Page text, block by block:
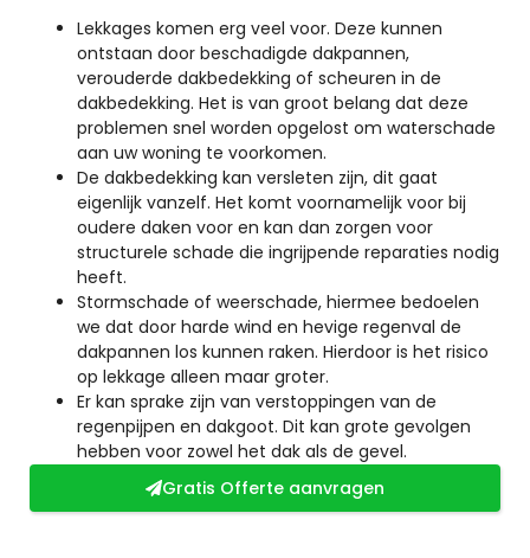
Lekkages komen erg veel voor. Deze kunnen
ontstaan door beschadigde dakpannen,
verouderde dakbedekking of scheuren in de
dakbedekking. Het is van groot belang dat deze
problemen snel worden opgelost om waterschade
aan uw woning te voorkomen.
De dakbedekking kan versleten zijn, dit gaat
eigenlijk vanzelf. Het komt voornamelijk voor bij
oudere daken voor en kan dan zorgen voor
structurele schade die ingrijpende reparaties nodig
heeft.
Stormschade of weerschade, hiermee bedoelen
we dat door harde wind en hevige regenval de
dakpannen los kunnen raken. Hierdoor is het risico
op lekkage alleen maar groter.
Er kan sprake zijn van verstoppingen van de
regenpijpen en dakgoot. Dit kan grote gevolgen
hebben voor zowel het dak als de gevel.
Gratis Offerte aanvragen